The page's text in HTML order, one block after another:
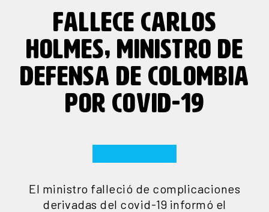
FALLECE CARLOS
HOLMES, MINISTRO DE
DEFENSA DE COLOMBIA
POR COVID-19
El ministro falleció de complicaciones
derivadas del covid-19 informó el